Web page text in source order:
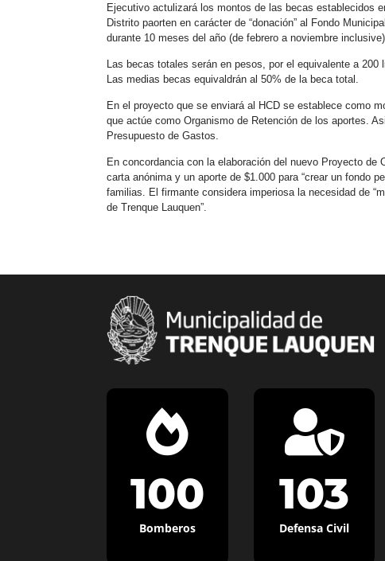
Ejecutivo actulizará los montos de las becas establecidos
Distrito paorten en carácter de “donación” al Fondo
durante 10 meses del año (de febrero a noviembre inclusive).
Las becas totales serán en pesos, por el equivalente a
Las medias becas equivaldrán al 50% de la beca total.
En el proyecto que se enviará al HCD se establece como
que actúe como Organismo de Retención de los aportes.
Presupuesto de Gastos.
En concordancia con la elaboración del nuevo Proyecto
carta anónima y un aporte de $1.000 para “crear un fondo
familias. El firmante considera imperiosa la necesidad de
de Trenque Lauquen”.

100
Bomberos

103
Defensa Civil